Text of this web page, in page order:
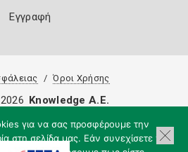
Εγγραφή
Όροι Χρήσης
για να σας προσφέρουμε την
στη σελίδα μας. Εάν συνεχίσετε να
Knowledge A.E.